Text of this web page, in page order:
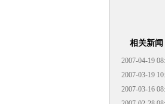
相关新闻
2007-04-19
2007-03-19
2007-03-16